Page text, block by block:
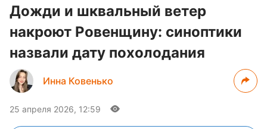
Дожди и шквальный ветер
накроют Ровенщину: синоптики
назвали дату похолодания
Инна Ковенько
25 апреля 2026, 12:59